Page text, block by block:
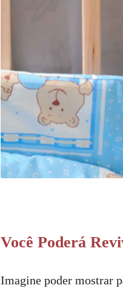
Você Poderá
Imagine poder mostrar